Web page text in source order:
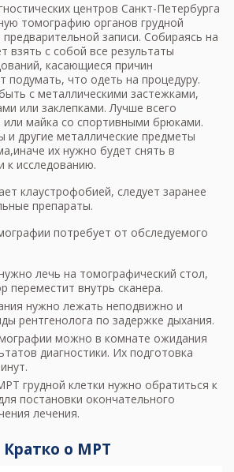
центров Санкт-Петербурга
томографию органов грудной
записи. Собираясь на
взять с собой все результаты
касающиеся причин
подумать, что одеть на процедуру.
с металлическими застежками,
или заклепками. Лучше всего
майка со спортивными брюками.
и другие металлические предметы
их нужно будет снять в
к исследованию.
клаустрофобией, следует заранее
препараты.
потребует от обследуемого
лечь на томографический стол,
переместит внутрь сканера.
нужно лежать неподвижно и
рентгенолога по задержке дыхания.
можно в комнате ожидания
диагностики. Их подготовка
грудной клетки нужно обратиться к
постановки окончательного
лечения.
Кратко о МРТ